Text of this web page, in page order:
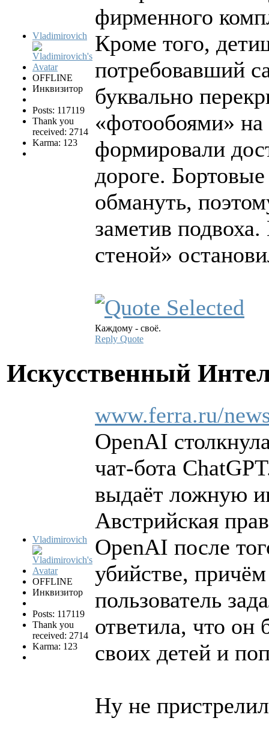
Vladimirovich
OFFLINE
Инквизитор
Posts: 117119
Thank you
received: 2714
Karma: 123
фирменного
Кроме того,
потребовавший
буквально
«фотообоями»
формировали
дороге.
обмануть,
заметив
стеной»
Каждому - своё.
Reply Quote
Искусственный
Vladimirovich
OFFLINE
Инквизитор
Posts: 117119
Thank you
received: 2714
Karma: 123
www.ferra.ru/
OpenAI
чат-бота
выдаёт ложную
Австрийская
OpenAI после
убийстве,
пользователь
ответила, что
своих детей и
Ну не